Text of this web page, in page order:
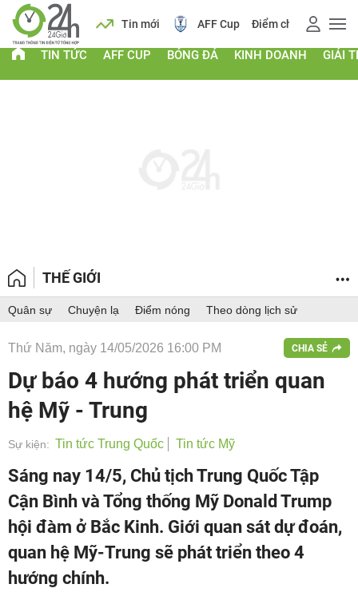
Lịch Tin mới AFF Cup Điểm chuẩn 2026
TIN TỨC AFF CUP BÓNG ĐÁ KINH DOANH GIẢI
THẾ GIỚI
Quân sự Chuyện lạ Điểm nóng Theo dòng lịch sử
Thứ Năm, ngày 14/05/2026 16:00 PM CHIA SẺ
Dự báo 4 hướng phát triển quan
hệ Mỹ - Trung
Sự kiện: Tin tức Trung Quốc Tin tức Mỹ
Sáng nay 14/5, Chủ tịch Trung Quốc Tập
Cận Bình và Tổng thống Mỹ Donald Trump
hội đàm ở Bắc Kinh. Giới quan sát dự đoán,
quan hệ Mỹ-Trung sẽ phát triển theo 4
hướng chính.